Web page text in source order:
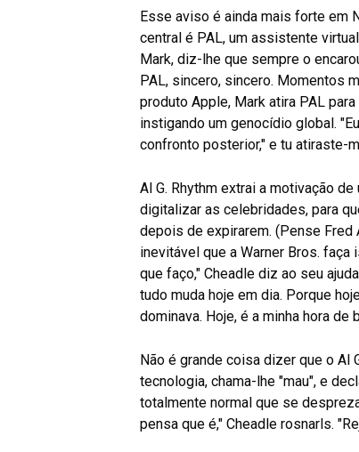
Esse aviso é ainda mais forte em
central é PAL, um assistente
Mark, diz-lhe que sempre o
PAL, sincero, sincero. Momentos
produto Apple, Mark atira PAL
instigando um genocídio global.
confronto posterior," e tu atiraste-
Al G. Rhythm extrai a motivação
digitalizar as celebridades, para
depois de expirarem. (Pense Fred
inevitável que a Warner Bros.
que faço," Cheadle diz ao seu
tudo muda hoje em dia. Porque
dominava. Hoje, é a minha hora de
Não é grande coisa dizer que o Al
tecnologia, chama-lhe "mau", e
totalmente normal que se
pensa que é," Cheadle rosnarls.